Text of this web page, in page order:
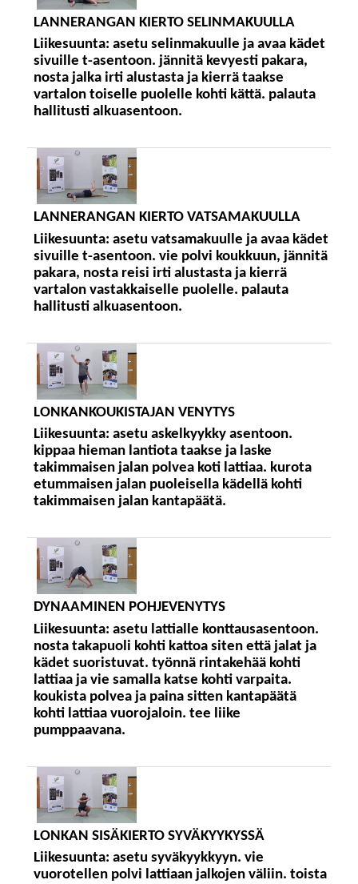
LANNERANGAN KIERTO SELINMAKUULLA
Liikesuunta:asetu selinmakuulle ja avaa kädet
sivuille t-asentoon. jännitä kevyesti pakara,
nosta jalka irti alustasta ja kierrä taakse
vartalon toiselle puolelle kohti kättä. palauta
hallitusti alkuasentoon.
LANNERANGAN KIERTO VATSAMAKUULLA
Liikesuunta:asetu vatsamakuulle ja avaa kädet
sivuille t-asentoon. vie polvi koukkuun, jännitä
pakara, nosta reisi irti alustasta ja kierrä
vartalon vastakkaiselle puolelle. palauta
hallitusti alkuasentoon.
LONKANKOUKISTAJAN VENYTYS
Liikesuunta:asetu askelkyykky asentoon.
kippaa hieman lantiota taakse ja laske
takimmaisen jalan polvea koti lattiaa. kurota
etummaisen jalan puoleisella kädellä kohti
takimmaisen jalan kantapäätä.
DYNAAMINEN POHJEVENYTYS
Liikesuunta:asetu lattialle konttausasentoon.
nosta takapuoli kohti kattoa siten että jalat ja
kädet suoristuvat. työnnä rintakehää kohti
lattiaa ja vie samalla katse kohti varpaita.
koukista polvea ja paina sitten kantapäätä
kohti lattiaa vuorojaloin. tee liike
pumppaavana.
LONKAN SISÄKIERTO SYVÄKYYKYSSÄ
Liikesuunta:asetu syväkyykkyyn. vie
vuorotellen polvi lattiaan jalkojen väliin. toista